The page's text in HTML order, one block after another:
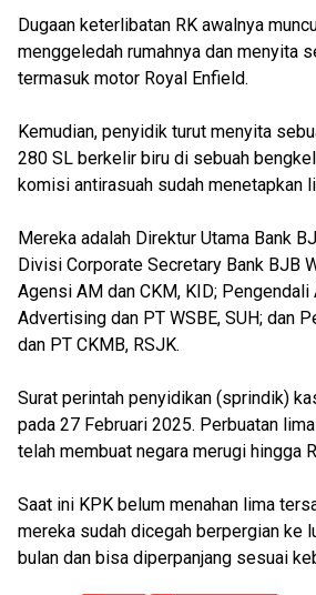
Dugaan keterlibatan RK awalnya
menggeledah rumahnya dan menyita
termasuk motor Royal Enfield.
Kemudian, penyidik turut menyita
280 SL berkelir biru di sebuah
komisi antirasuah sudah menetapkan
Mereka adalah Direktur Utama Bank
Divisi Corporate Secretary Bank BJB
Agensi AM dan CKM, KID; Pengendali
Advertising dan PT WSBE, SUH; dan
dan PT CKMB, RSJK.
Surat perintah penyidikan (sprindik)
pada 27 Februari 2025. Perbuatan
telah membuat negara merugi hingga
Saat ini KPK belum menahan lima
mereka sudah dicegah berpergian ke
bulan dan bisa diperpanjang sesuai